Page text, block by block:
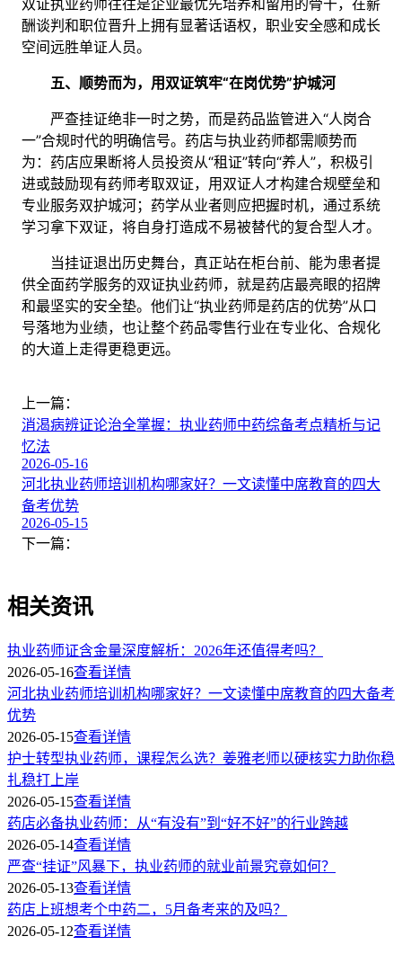
酬谈判和职位晋升上拥有显著话语权，职业安全感和成长
空间远胜单证人员。
五、顺势而为，用双证筑牢“在岗优势”护城河
严查挂证绝非一时之势，而是药品监管进入“人岗合
一”合规时代的明确信号。药店与执业药师都需顺势而
为：药店应果断将人员投资从“租证”转向“养人”，积极引
进或鼓励现有药师考取双证，用双证人才构建合规壁垒和
专业服务双护城河；药学从业者则应把握时机，通过系统
学习拿下双证，将自身打造成不易被替代的复合型人才。
当挂证退出历史舞台，真正站在柜台前、能为患者提
供全面药学服务的双证执业药师，就是药店最亮眼的招牌
和最坚实的安全垫。他们让“执业药师是药店的优势”从口
号落地为业绩，也让整个药品零售行业在专业化、合规化
的大道上走得更稳更远。
上一篇：
消渴病辨证论治全掌握：执业药师中药综备考点精析与记
忆法
2026-05-16
河北执业药师培训机构哪家好？一文读懂中席教育的四大
备考优势
2026-05-15
下一篇：
相关资讯
执业药师证含金量深度解析：2026年还值得考吗？
2026-05-16查看详情
河北执业药师培训机构哪家好？一文读懂中席教育的四大备考
优势
2026-05-15查看详情
护士转型执业药师，课程怎么选？姜雅老师以硬核实力助你稳
扎稳打上岸
2026-05-15查看详情
药店必备执业药师：从“有没有”到“好不好”的行业跨越
2026-05-14查看详情
严查“挂证”风暴下，执业药师的就业前景究竟如何？
2026-05-13查看详情
药店上班想考个中药二，5月备考来的及吗？
2026-05-12查看详情